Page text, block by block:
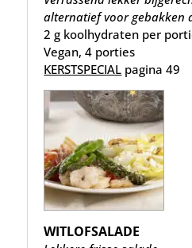
alternatief voor gebakken
2 g koolhydraten per
Vegan, 4 porties
KERSTSPECIAL pagina 49
WITLOFSALADE